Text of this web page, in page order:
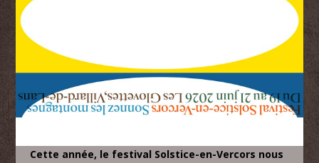
Cette année, le festival Solstice-en-Vercors nous